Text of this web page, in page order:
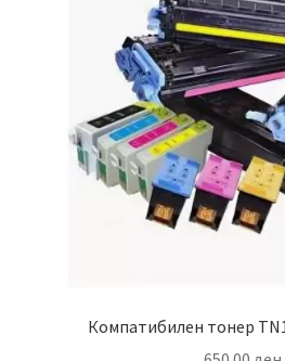
Компатибилен тонер